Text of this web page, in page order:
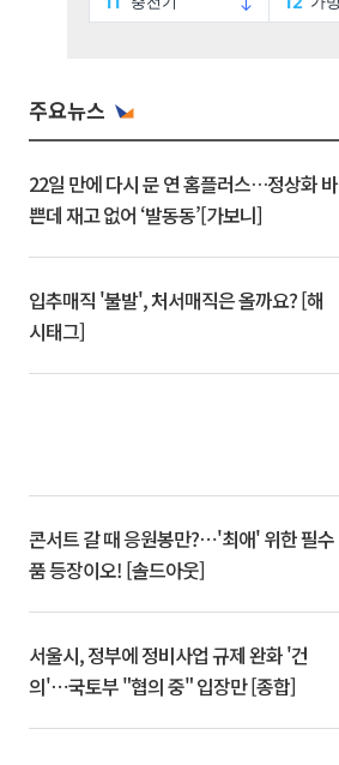
주요뉴스
22일 만에 다시 문 연 홈플러스…정상화 바
쁜데 재고 없어 ‘발동동’[가보니]
입추매직 '불발', 처서매직은 올까요? [해
시태그]
콘서트 갈 때 응원봉만?⋯'최애' 위한 필수
품 등장이오! [솔드아웃]
서울시, 정부에 정비사업 규제 완화 '건
의'⋯국토부 "협의 중" 입장만 [종합]